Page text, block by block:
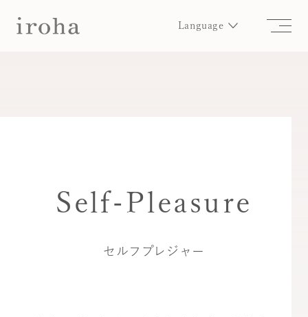
Language
Self-Pleasure
セルフプレジャー